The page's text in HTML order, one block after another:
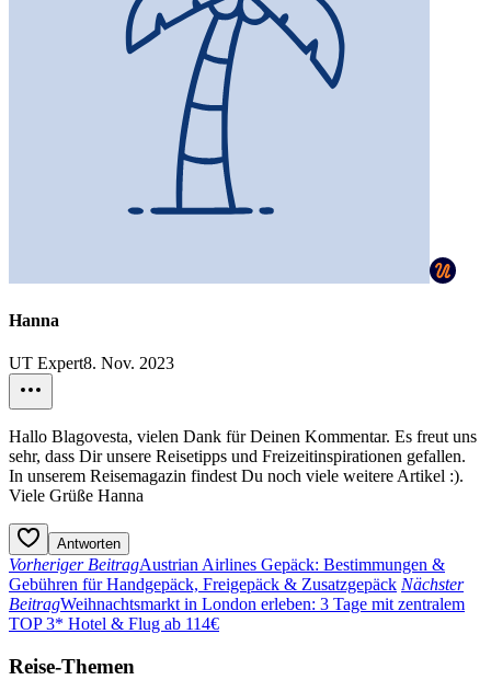
Hanna
UT Expert8. Nov. 2023
Hallo Blagovesta, vielen Dank für Deinen Kommentar. Es freut uns
sehr, dass Dir unsere Reisetipps und Freizeitinspirationen gefallen.
In unserem Reisemagazin findest Du noch viele weitere Artikel :).
Viele Grüße Hanna
Antworten
Vorheriger BeitragAustrian Airlines Gepäck: Bestimmungen &
Gebühren für Handgepäck, Freigepäck & Zusatzgepäck Nächster
BeitragWeihnachtsmarkt in London erleben: 3 Tage mit zentralem
TOP 3* Hotel & Flug ab 114€
Reise-Themen